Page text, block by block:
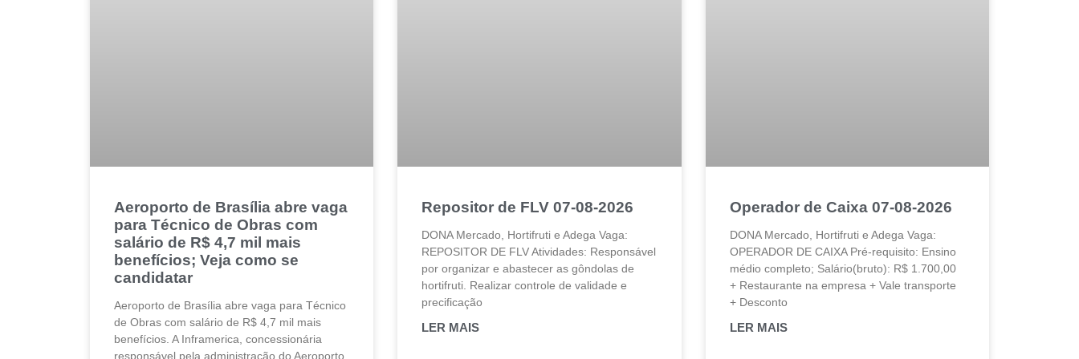
Aeroporto de Brasília abre vaga
para Técnico de Obras com
salário de R$ 4,7 mil mais
benefícios; Veja como se
candidatar
Aeroporto de Brasília abre vaga para Técnico
de Obras com salário de R$ 4,7 mil mais
benefícios. A Inframerica, concessionária
responsável pela administração do Aeroporto
Repositor de FLV 07-08-2026
DONA Mercado, Hortifruti e Adega Vaga:
REPOSITOR DE FLV Atividades: Responsável
por organizar e abastecer as gôndolas de
hortifruti. Realizar controle de validade e
precificação
LER MAIS
Operador de Caixa 07-08-2026
DONA Mercado, Hortifruti e Adega Vaga:
OPERADOR DE CAIXA Pré-requisito: Ensino
médio completo; Salário(bruto): R$ 1.700,00
+ Restaurante na empresa + Vale transporte
+ Desconto
LER MAIS